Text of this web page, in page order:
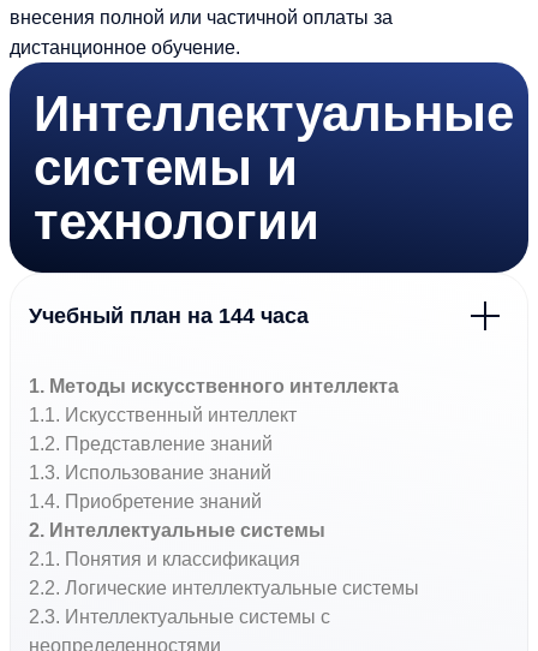
внесения полной или частичной оплаты за
дистанционное обучение.
Учебный план на 144 часа
1. Методы искусственного интеллекта
1.1. Искусственный интеллект
1.2. Представление знаний
1.3. Использование знаний
1.4. Приобретение знаний
2. Интеллектуальные системы
2.1. Понятия и классификация
2.2. Логические интеллектуальные системы
2.3. Интеллектуальные системы с
неопределенностями
Интеллектуальные
системы и
технологии